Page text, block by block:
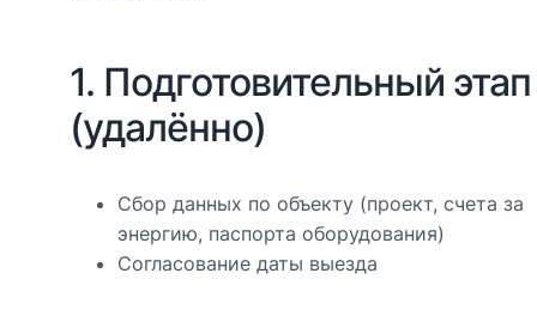
1. Подготовительный этап
(удалённо)
Сбор данных по объекту (проект, счета за
энергию, паспорта оборудования)
Согласование даты выезда